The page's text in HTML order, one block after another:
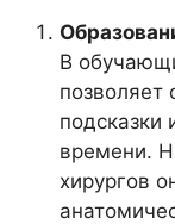
В
позволяет
подсказки
времени.
хирургов